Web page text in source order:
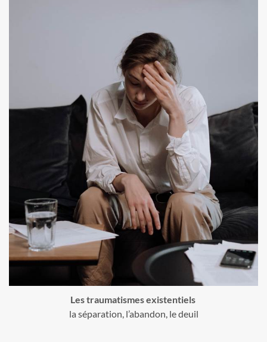
Les traumatismes existentiels
la séparation, l’abandon, le deuil